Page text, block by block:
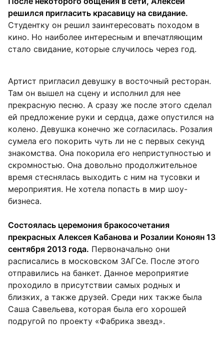
решился пригласить красавицу на свидание.
Студентку он решил заинтересовать походом в
кино. Но наиболее интересным и впечатляющим
стало свидание, которые случилось через год.
Артист пригласил девушку в восточный ресторан.
Там он вышел на сцену и исполнил для нее
прекрасную песню. А сразу же после этого сделал
ей предложение руки и сердца, даже опустился на
колено. Девушка конечно же согласилась. Розалия
сумела его покорить чуть ли не с первых секунд
знакомства. Она покорила его неприступностью и
скромностью. Она довольно продолжительное
время стеснялась выходить с ним на тусовки и
мероприятия. Не хотела попасть в мир шоу-
бизнеса.
Состоялась церемония бракосочетания
прекрасных Алексея Кабанова и Розалии Коноян 13
сентября 2013 года. Первоначально они
расписались в московском ЗАГСе. После этого
отправились на банкет. Данное мероприятие
проходило в присутствии самых родных и
близких, а также друзей. Среди них также была
Саша Савельева, которая была его хорошей
подругой по проекту «Фабрика звезд».